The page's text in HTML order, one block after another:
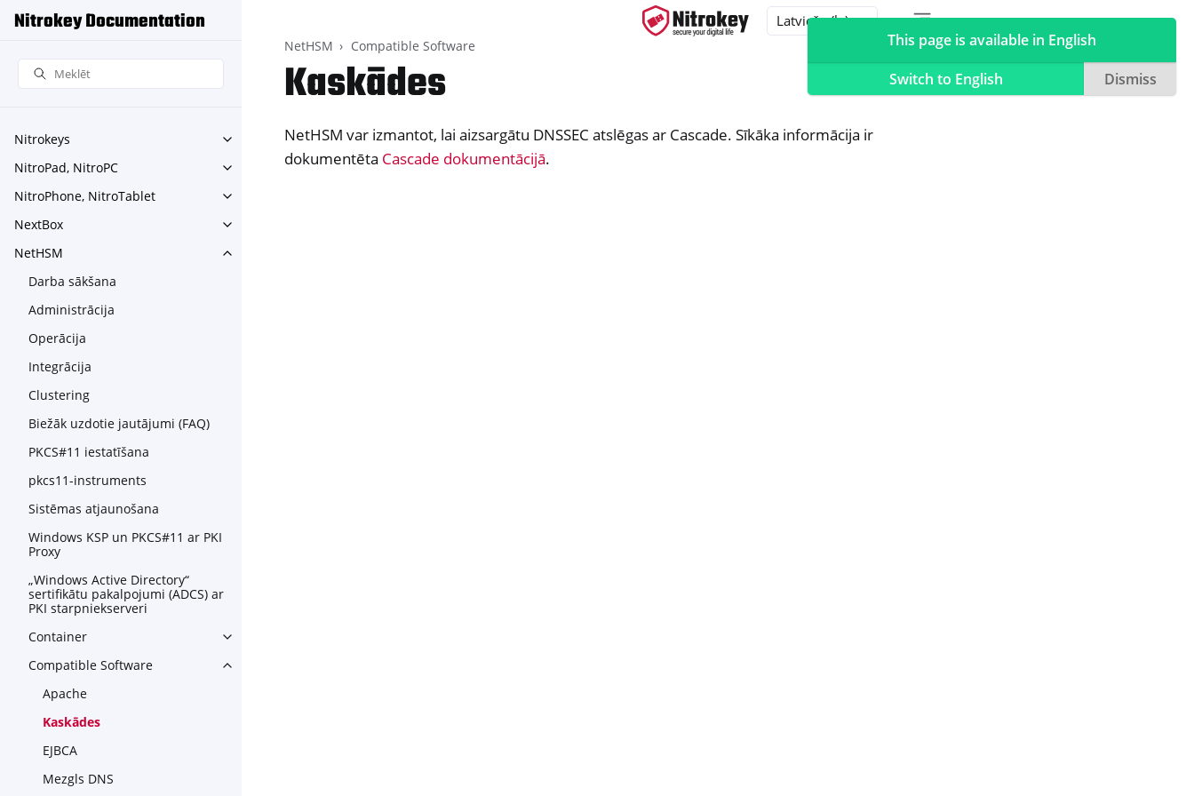
Nitrokey Documentation
Nitrokeys
Toggle navigation of Nitrokeys
NitroPad, NitroPC
Toggle navigation of NitroPad, NitroPC
NitroPhone, NitroTablet
Toggle navigation of NitroPhone, NitroTablet
NextBox
Toggle navigation of NextBox
NetHSM
Toggle navigation of NetHSM
Darba sākšana
Administrācija
Operācija
Integrācija
Clustering
Biežāk uzdotie jautājumi (FAQ)
PKCS#11 iestatīšana
pkcs11-instruments
Sistēmas atjaunošana
Windows KSP un PKCS#11 ar PKI
Proxy
„Windows Active Directory“
sertifikātu pakalpojumi (ADCS) ar
PKI starpniekserveri
Container
Toggle navigation of Container
Compatible Software
Toggle navigation of Compatible Software
Apache
Kaskādes
EJBCA
Mezgls DNS
NetHSM Compatible Software
Kaskādes
NetHSM var izmantot, lai aizsargātu DNSSEC atslēgas ar Cascade. Sīkāka informācija ir
dokumentēta Cascade dokumentācijā.
This page is available in English
Switch to English
Dismiss